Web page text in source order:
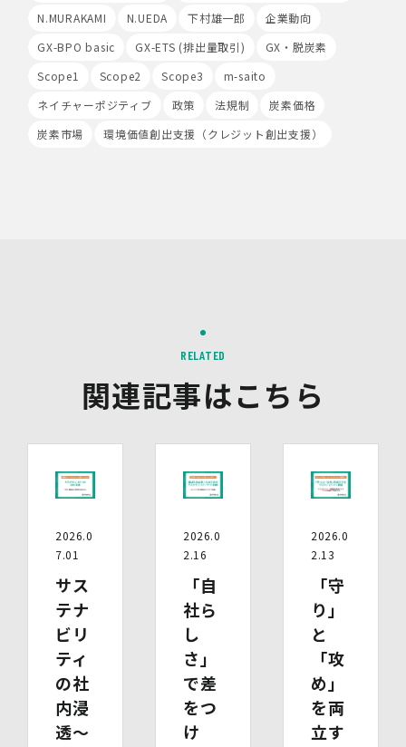
お申し出ください。
(2)開示等の求めに関するお手続
お申し出受付け後、当社「保有個人情報に関する開示等の
請求書」を送付いたします。 ご記入いただいた「請求
場合は「代理人であることを確認する書類」を送付してく
ださい。また、各資料に含まれる本籍地情報は都道府県ま
・ 代理人様ご本人の本人確認書類の写し
・ いずれかの写し（成年被後見人であることを証明する
類）
【委任による代理人様の場合】
(3)開示等のご請求の手数料及び徴収方法
1回のお求めにつき1,000円（紙面でのご請求の場合は、
す。その他の方法でご請求いただく場合は、ご請求時にご
相談させていただきます。）
個人情報保護管理者
株式会社バイウィル 管理部長
・住所：東京都中央区銀座7丁目3番5号 ヒューリック銀座
7丁目ビル 4階
・連絡先：info@bywill.co.jp
【個人情報を与えることの任意性及び当該情報を与えな
かった場合に生じる結果】
個⼈情報を取得する項⽬は、全てご本⼈によってご提供い
N.MURAKAMI
N.UEDA 下村雄一郎
企業動向
GX-BPO basic
GX-ETS (排出量取引)
GX・脱炭素
Scope1
Scope2 Scope3
m-saito
ネイチャーポジティブ
政策 法規制
炭素価格
炭素市場
環境価値創出支援（クレジット創出支援）
RELATED
関連記事はこちら
2026.0
7.01
サス
テナ
ビリ
ティ
の社
内浸
透～
2026.0
2.16
「自
社ら
し
さ」
で差
をつ
け
2026.0
2.13
「守
り」
と
「攻
め」
を両
立す